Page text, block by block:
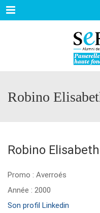
Menu
Robino
Robino Elisabeth
Promo : Averroés
Année : 2000
Son profil Linkedin